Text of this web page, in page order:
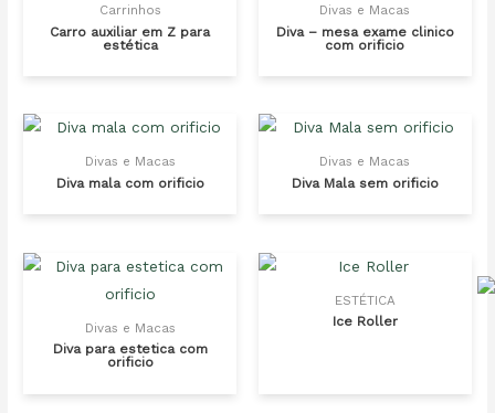
Carrinhos
Carro auxiliar em Z para
estética
Divas e Macas
Diva – mesa exame clinico
com orificio
Divas e Macas
Diva mala com orificio
Divas e Macas
Diva Mala sem orificio
Divas e Macas
Diva para estetica com
orificio
ESTÉTICA
Ice Roller